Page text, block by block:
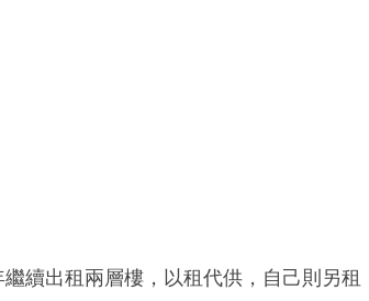
續出租兩層樓，以租代供，自己則另租